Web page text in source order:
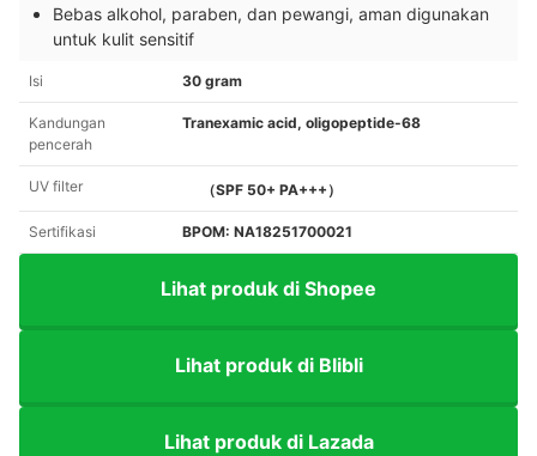
Bebas alkohol, paraben, dan pewangi, aman digunakan
untuk kulit sensitif
Isi 30 gram
Kandungan
pencerah
Tranexamic acid, oligopeptide-68
UV filter （SPF 50+ PA+++）
Sertifikasi BPOM: NA18251700021
Lihat produk di Shopee
Lihat produk di Blibli
Lihat produk di Lazada